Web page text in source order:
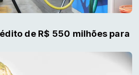
de R$ 550 milhões para